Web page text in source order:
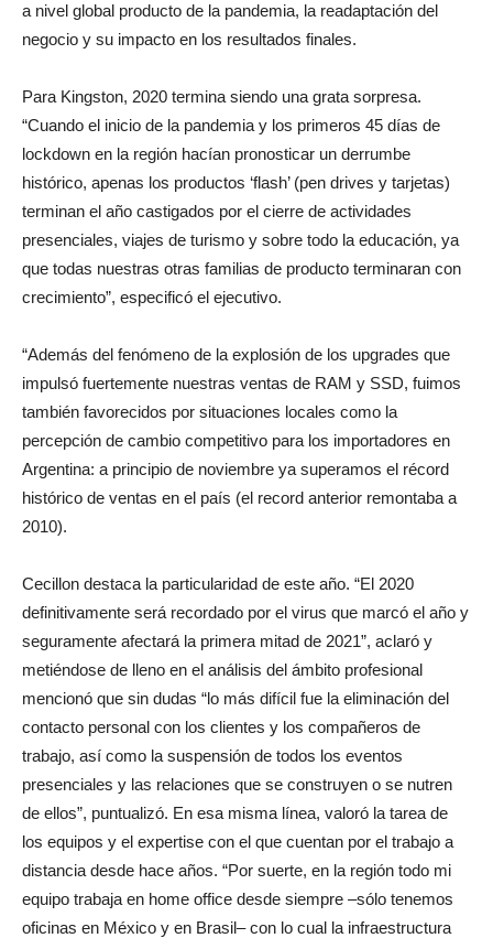
a nivel global producto de la pandemia, la readaptación del
negocio y su impacto en los resultados finales.
Para Kingston, 2020 termina siendo una grata sorpresa.
“Cuando el inicio de la pandemia y los primeros 45 días de
lockdown en la región hacían pronosticar un derrumbe
histórico, apenas los productos ‘flash’ (pen drives y tarjetas)
terminan el año castigados por el cierre de actividades
presenciales, viajes de turismo y sobre todo la educación, ya
que todas nuestras otras familias de producto terminaran con
crecimiento”, especificó el ejecutivo.
“Además del fenómeno de la explosión de los upgrades que
impulsó fuertemente nuestras ventas de RAM y SSD, fuimos
también favorecidos por situaciones locales como la
percepción de cambio competitivo para los importadores en
Argentina: a principio de noviembre ya superamos el récord
histórico de ventas en el país (el record anterior remontaba a
2010).
Cecillon destaca la particularidad de este año. “El 2020
definitivamente será recordado por el virus que marcó el año y
seguramente afectará la primera mitad de 2021”, aclaró y
metiéndose de lleno en el análisis del ámbito profesional
mencionó que sin dudas “lo más difícil fue la eliminación del
contacto personal con los clientes y los compañeros de
trabajo, así como la suspensión de todos los eventos
presenciales y las relaciones que se construyen o se nutren
de ellos”, puntualizó. En esa misma línea, valoró la tarea de
los equipos y el expertise con el que cuentan por el trabajo a
distancia desde hace años. “Por suerte, en la región todo mi
equipo trabaja en home office desde siempre –sólo tenemos
oficinas en México y en Brasil– con lo cual la infraestructura